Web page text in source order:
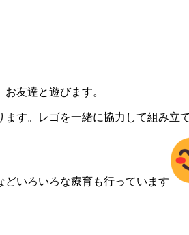
友達と遊びます。
す。レゴを一緒に協力して組み立
いろいろな療育も行っています